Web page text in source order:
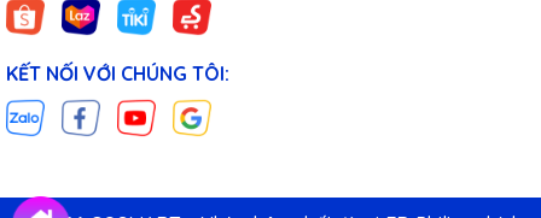
KẾT NỐI VỚI CHÚNG TÔI: